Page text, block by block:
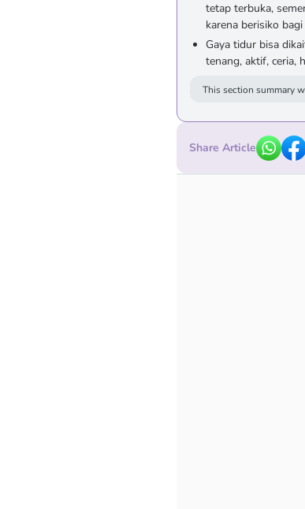
tetap terbuka,
karena berisiko
Gaya tidur bisa
tenang, aktif, ceria,
This section summary
Share Article